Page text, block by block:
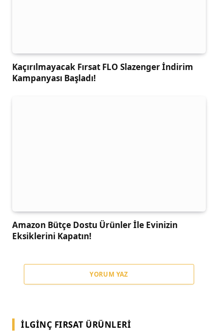
Kaçırılmayacak Fırsat FLO Slazenger İndirim
Kampanyası Başladı!
Amazon Bütçe Dostu Ürünler İle Evinizin
Eksiklerini Kapatın!
YORUM YAZ
İLGINÇ FIRSAT ÜRÜNLERI